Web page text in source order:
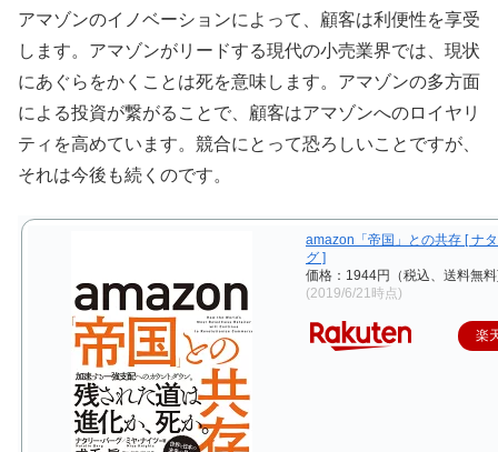
アマゾンのイノベーションによって、顧客は利便性を享受
します。アマゾンがリードする現代の小売業界では、現状
にあぐらをかくことは死を意味します。アマゾンの多方面
による投資が繋がることで、顧客はアマゾンへのロイヤリ
ティを高めています。競合にとって恐ろしいことですが、
それは今後も続くのです。
amazon「帝国」との共存 [ ナ
グ ]
価格：1944円（税込、送料無
(2019/6/21時点)
楽